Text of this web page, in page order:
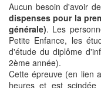
Aucun besoin d'avoir
dispenses pour la
générale). Les
Petite Enfance, les
d'étude du diplôme
2ème année).
Cette épreuve (en lien
heures et est